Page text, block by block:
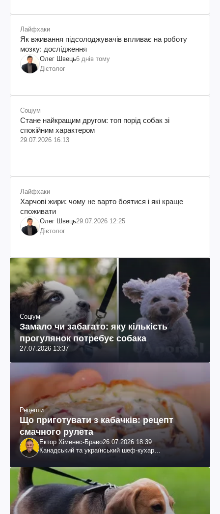
Лайфхаки
Як вживання підсолоджувачів впливає на роботу
мозку: дослідження
Олег Швець6 днів тому
Дієтолог
Соціум
Стане найкращим другом: топ порід собак зі
спокійним характером
29.07.2026 16:13
Лайфхаки
Харчові жири: чому не варто боятися і які краще
споживати
Олег Швець29.07.2026 12:25
Дієтолог
Соціум
Замало чи забагато: яку кількість
прогулянок потребує собака
27.07.2026 13:37
Рецепти
Що приготувати з кабачків: рецепт
смачного рулета
Ектор Хіменес-Браво26.07.2026 18:39
Канадський та український шеф-кухар